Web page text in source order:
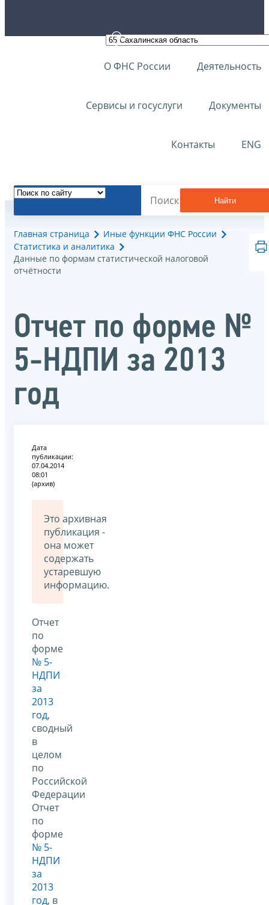
О ФНС России Деятельность
Сервисы и госуслуги Документы
Контакты ENG
Найти
Главная страница
Иные функции ФНС России
Статистика и аналитика
Данные по формам статистической налоговой
отчётности
Отчет по форме №
5-НДПИ за 2013
год
Дата
публикации:
07.04.2014
08:01
(архив)
Это архивная
публикация -
она может
содержать
устаревшую
информацию.
Отчет
по
форме
№ 5-
НДПИ
за
2013
год,
сводный
в
целом
по
Российской
Федерации
Отчет
по
форме
№ 5-
НДПИ
за
2013
год, в